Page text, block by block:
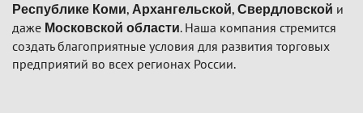
Республике Коми, Архангельской, Свердловской и
даже Московской области. Наша компания стремится
создать благоприятные условия для развития торговых
предприятий во всех регионах России.